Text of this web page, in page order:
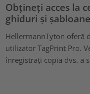
Obțineți acces la
ghiduri și
HellermannTyton oferă
utilizator TagPrint Pro.
înregistrați copia dvs. a